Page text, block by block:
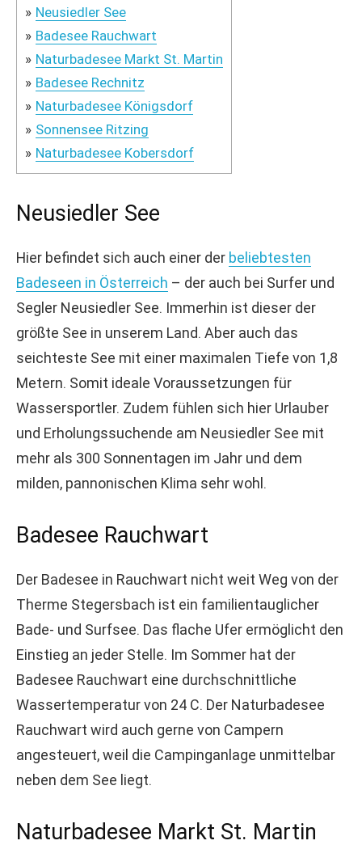
Neusiedler See
Badesee Rauchwart
Naturbadesee Markt St. Martin
Badesee Rechnitz
Naturbadesee Königsdorf
Sonnensee Ritzing
Naturbadesee Kobersdorf
Neusiedler See
Hier befindet sich auch einer der beliebtesten
Badeseen in Österreich – der auch bei Surfer und
Segler Neusiedler See. Immerhin ist dieser der
größte See in unserem Land. Aber auch das
seichteste See mit einer maximalen Tiefe von 1,8
Metern. Somit ideale Voraussetzungen für
Wassersportler. Zudem fühlen sich hier Urlauber
und Erholungssuchende am Neusiedler See mit
mehr als 300 Sonnentagen im Jahr und dem
milden, pannonischen Klima sehr wohl.
Badesee Rauchwart
Der Badesee in Rauchwart nicht weit Weg von der
Therme Stegersbach ist ein familientauglicher
Bade- und Surfsee. Das flache Ufer ermöglicht den
Einstieg an jeder Stelle. Im Sommer hat der
Badesee Rauchwart eine durchschnittliche
Wassertemperatur von 24 C. Der Naturbadesee
Rauchwart wird auch gerne von Campern
angesteuert, weil die Campinganlage unmittelbar
neben dem See liegt.
Naturbadesee Markt St. Martin